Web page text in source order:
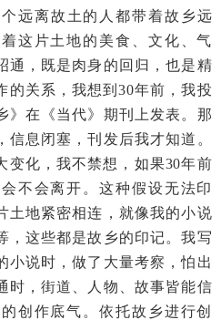
远离故土的人都带着故乡远
这片土地的美食、文化、气
通，既是肉身的回归，也是精
的关系，我想到30年前，我投
》在《当代》期刊上发表。那
息闭塞，刊发后我才知道。
变化，我不禁想，如果30年前
不会离开。这种假设无法印
土地紧密相连，就像我的小说
，这些都是故乡的印记。我写
小说时，做了大量考察，怕出
时，街道、人物、故事皆能信
创作底气。依托故乡进行创